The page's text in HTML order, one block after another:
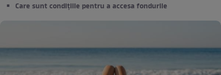
Care sunt condițiile pentru a accesa fondurile